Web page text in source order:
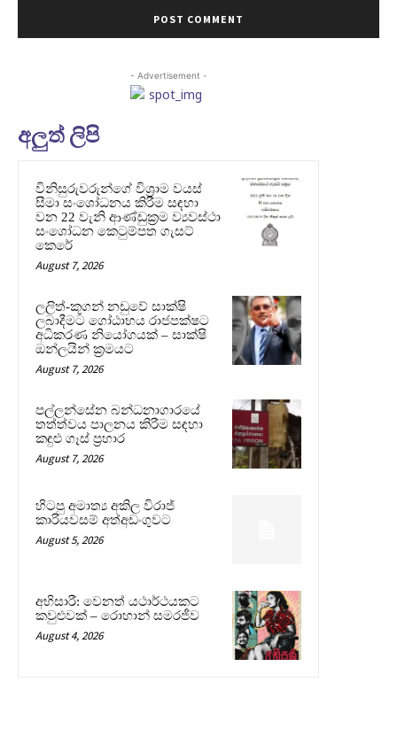
- Advertisement -
අලුත් ලිපි
විනිසුරුවරුන්ගේ විශ්‍රාම වයස්
සීමා සංශෝධනය කිරීම සඳහා
වන 22 වැනි ආණ්ඩුක්‍රම ව්‍යවස්ථා
සංශෝධන කෙටුම්පත ගැසට්
කෙරේ
August 7, 2026
ලලිත්-කූගන් නඩුවේ සාක්ෂි
ලබාදීමට ගෝඨාභය රාජපක්ෂට
අධිකරණ නියෝගයක් – සාක්ෂි
ඔන්ලයින් ක්‍රමයට
August 7, 2026
පල්ලන්සේන බන්ධනාගාරයේ
තත්ත්වය පාලනය කිරීම සඳහා
කඳුළු ගෑස් ප්‍රහාර
August 7, 2026
හිටපු අමාත්‍ය අකිල විරාජ්
කාරියවසම් අත්අඩංගුවට
August 5, 2026
අභිසාරී: වෙනත් යථාර්ථයකට
කවුළුවක් – රොහාන් සමරජීව
August 4, 2026